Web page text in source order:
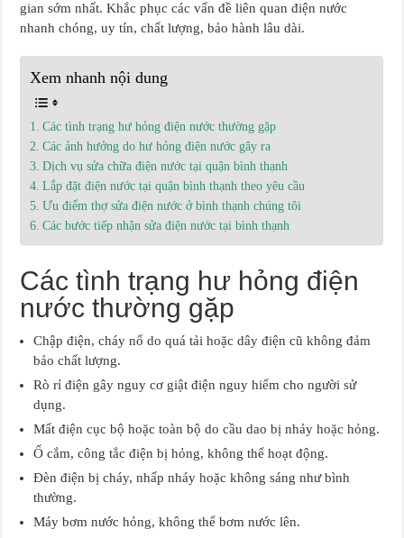
gian sớm nhất. Khắc phục các vấn đề liên quan điện nước
nhanh chóng, uy tín, chất lượng, bảo hành lâu dài.
Xem nhanh nội dung
Các tình trạng hư hỏng điện nước thường gặp
Các ảnh hưởng do hư hỏng điện nước gây ra
Dịch vụ sửa chữa điện nước tại quận bình thạnh
Lắp đặt điện nước tại quận bình thạnh theo yêu cầu
Ưu điểm thợ sửa điện nước ở bình thạnh chúng tôi
Các bước tiếp nhận sửa điện nước tại bình thạnh
Các tình trạng hư hỏng điện
nước thường gặp
Chập điện, cháy nổ do quá tải hoặc dây điện cũ không đảm
bảo chất lượng.
Rò rỉ điện gây nguy cơ giật điện nguy hiểm cho người sử
dụng.
Mất điện cục bộ hoặc toàn bộ do cầu dao bị nhảy hoặc hỏng.
Ổ cắm, công tắc điện bị hỏng, không thể hoạt động.
Đèn điện bị cháy, nhấp nháy hoặc không sáng như bình
thường.
Máy bơm nước hỏng, không thể bơm nước lên.